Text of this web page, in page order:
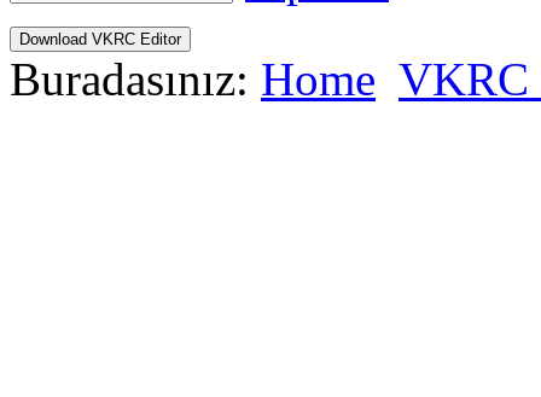
Download VKRC Editor
Buradasınız: Home VKRC